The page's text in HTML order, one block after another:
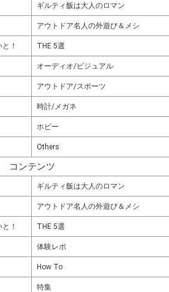
ギルティ飯は大人のロマン
アウトドア名人の外遊び＆メシ
！ THE 5選
オーディオ/ビジュアル
アウトドア/スポーツ
時計/メガネ
ホビー
Others
コンテンツ
ギルティ飯は大人のロマン
アウトドア名人の外遊び＆メシ
！ THE 5選
体験レポ
How To
特集